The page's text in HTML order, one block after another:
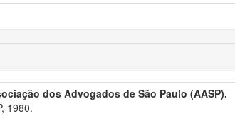
dos Advogados de São Paulo (AASP).
1980.